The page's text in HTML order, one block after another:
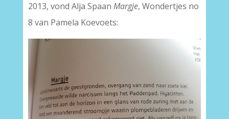
2013, vond Alja Spaan Margje, Wondertjes no
8 van Pamela Koevoets: